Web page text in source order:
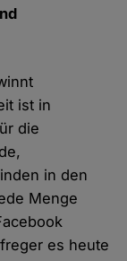
ist in
die
in den
Menge
es heute